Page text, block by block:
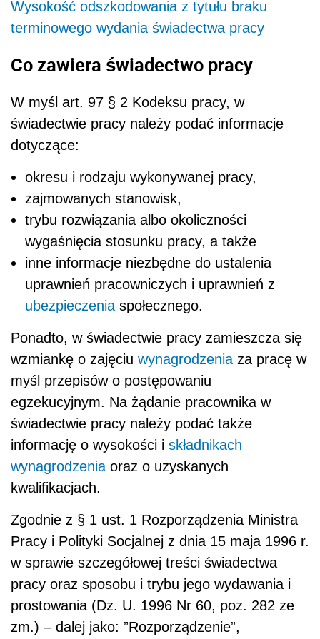
Wysokość odszkodowania z tytułu braku
terminowego wydania świadectwa pracy
Co zawiera świadectwo pracy
W myśl art. 97 § 2 Kodeksu pracy, w
świadectwie pracy należy podać informacje
dotyczące:
okresu i rodzaju wykonywanej pracy,
zajmowanych stanowisk,
trybu rozwiązania albo okoliczności
wygaśnięcia stosunku pracy, a także
inne informacje niezbędne do ustalenia
uprawnień pracowniczych i uprawnień z
ubezpieczenia społecznego.
Ponadto, w świadectwie pracy zamieszcza się
wzmiankę o zajęciu wynagrodzenia za pracę w
myśl przepisów o postępowaniu
egzekucyjnym. Na żądanie pracownika w
świadectwie pracy należy podać także
informację o wysokości i składnikach
wynagrodzenia oraz o uzyskanych
kwalifikacjach.
Zgodnie z § 1 ust. 1 Rozporządzenia Ministra
Pracy i Polityki Socjalnej z dnia 15 maja 1996 r.
w sprawie szczegółowej treści świadectwa
pracy oraz sposobu i trybu jego wydawania i
prostowania (Dz. U. 1996 Nr 60, poz. 282 ze
zm.) – dalej jako: ”Rozporządzenie”,